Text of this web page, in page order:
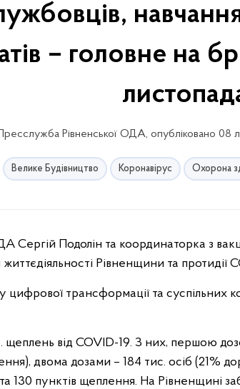
– головне на
Пресслужба Рівненської ОДА, опубліковано 08
Велике Будівництво Коронавірус Охорона
Рівненщини та протидії
трансформації та суспільних
щеплень від COVID-19. З них, першою
двома дозами – 184 тис. осіб (21%
130 пунктів щеплення. На Рівненщині